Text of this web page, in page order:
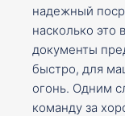
надежный
насколько это
документы
быстро, для
огонь. Одним
команду за